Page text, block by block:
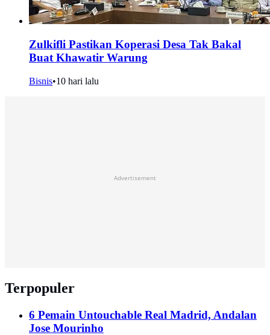
Zulkifli Pastikan Koperasi Desa Tak Bakal
Buat Khawatir Warung
Bisnis•10 hari lalu
Advertisement
Terpopuler
6 Pemain Untouchable Real Madrid, Andalan
Jose Mourinho